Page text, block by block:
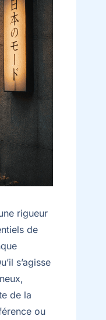
rigueur
de
s’agisse
de la
ou